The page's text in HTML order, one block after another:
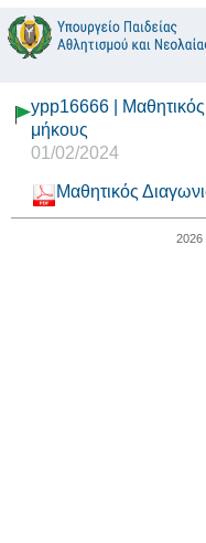
ypp16666 | Μαθητικός
μήκους
01/02/2024
Μαθητικός
2026